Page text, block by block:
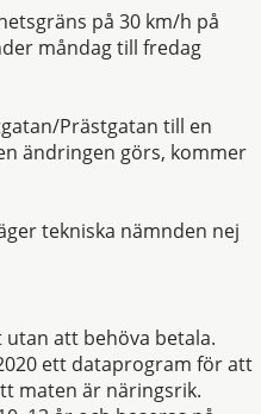
på 30 km/h på
måndag till fredag
Prästgatan till en
ändringen görs, kommer
tekniska nämnden nej
utan att behöva betala.
ett dataprogram för att
maten är näringsrik.